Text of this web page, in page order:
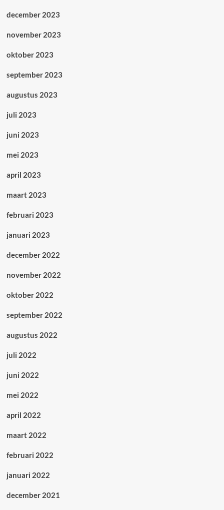
december 2023
november 2023
oktober 2023
september 2023
augustus 2023
juli 2023
juni 2023
mei 2023
april 2023
maart 2023
februari 2023
januari 2023
december 2022
november 2022
oktober 2022
september 2022
augustus 2022
juli 2022
juni 2022
mei 2022
april 2022
maart 2022
februari 2022
januari 2022
december 2021